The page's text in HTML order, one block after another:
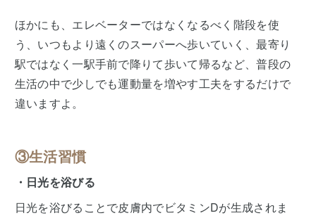
ほかにも、エレベーターではなくなるべく階段を使
う、いつもより遠くのスーパーへ歩いていく、最寄り
駅ではなく一駅手前で降りて歩いて帰るなど、普段の
生活の中で少しでも運動量を増やす工夫をするだけで
違いますよ。
③生活習慣
・日光を浴びる
日光を浴びることで皮膚内でビタミンDが生成されま